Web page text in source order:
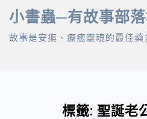
Skip
content
小書蟲─有故事部
故事是安撫、療癒靈魂的最佳藥
標籤: 聖誕老